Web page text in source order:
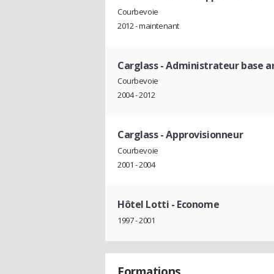
Courbevoie
2012 - maintenant
Carglass- Administrateur base
Courbevoie
2004 - 2012
Carglass- Approvisionneur
Courbevoie
2001 - 2004
Hôtel Lotti - Econome
1997 - 2001